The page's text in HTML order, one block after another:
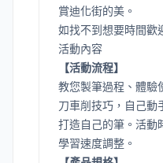
賞迪化街的美。
如找不到想要時間歡
活動內容
【活動流程】
教您製筆過程、體驗
刀車削技巧，自己動
打造自己的筆。活動
學習速度調整。